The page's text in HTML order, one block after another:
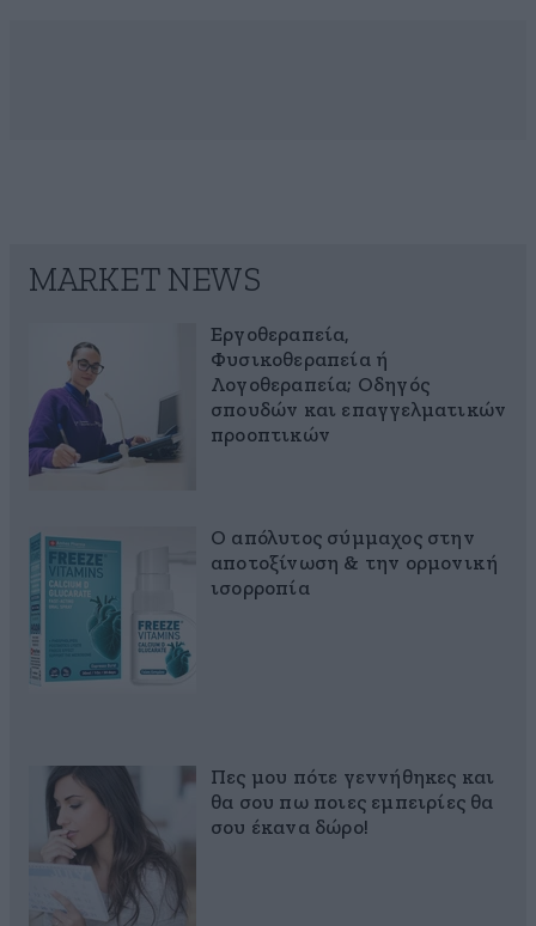
MARKET NEWS
Εργοθεραπεία,
Φυσικοθεραπεία ή
Λογοθεραπεία; Οδηγός
σπουδών και επαγγελματικών
προοπτικών
Ο απόλυτος σύμμαχος στην
αποτοξίνωση & την ορμονική
ισορροπία
Πες μου πότε γεννήθηκες και
θα σου πω ποιες εμπειρίες θα
σου έκανα δώρο!